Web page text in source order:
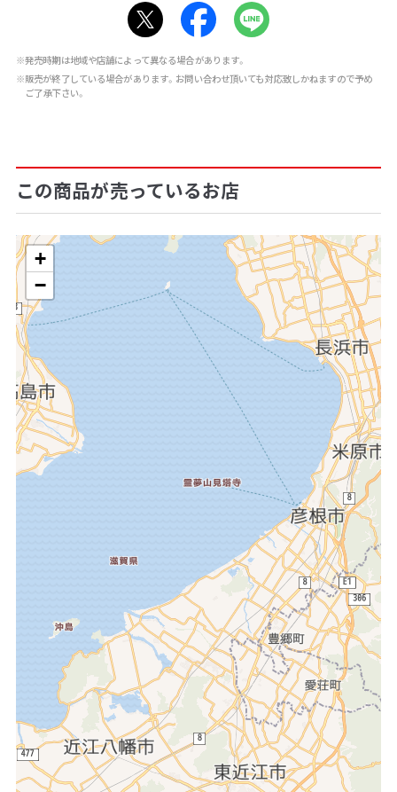
※発売時期は地域や店舗によって異なる場合があります。
※販売が終了している場合があります。お問い合わせ頂いても対応致しかねますので予め
ご了承下さい。
この商品が売っているお店
+
−